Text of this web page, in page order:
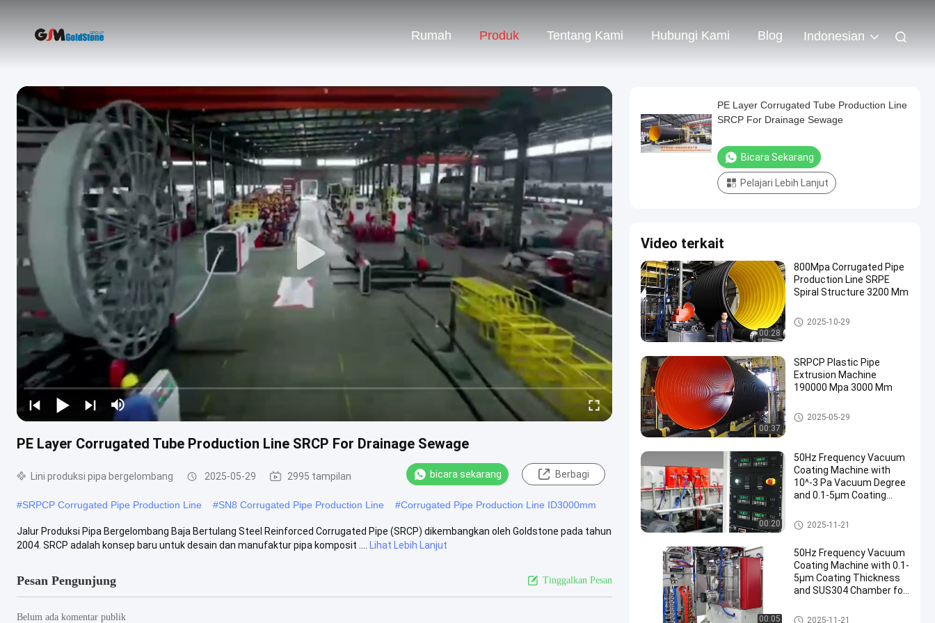
Rumah Produk Tentang Kami Hubungi Kami Blog Indonesian
PE Layer Corrugated Tube Production Line SRCP For Drainage Sewage
Lini produksi pipa bergelombang 2025-05-29 2995 tampilan bicara sekarang Berbagi
#SRPCP Corrugated Pipe Production Line #SN8 Corrugated Pipe Production Line #Corrugated Pipe Production Line ID3000mm
Jalur Produksi Pipa Bergelombang Baja Bertulang Steel Reinforced Corrugated Pipe (SRCP) dikembangkan oleh Goldstone pada tahun
2004. SRCP adalah konsep baru untuk desain dan manufaktur pipa komposit ....
Lihat Lebih Lanjut
Pesan Pengunjung Tinggalkan Pesan
Belum ada komentar publik
PE Layer Corrugated Tube Production Line
SRCP For Drainage Sewage
Bicara Sekarang
Pelajari Lebih Lanjut
Video terkait
00:28
800Mpa Corrugated Pipe
Production Line SRPE
Spiral Structure 3200 Mm
Lini produksi pipa bergelomba
ng
2025-10-29
00:37
SRPCP Plastic Pipe
Extrusion Machine
190000 Mpa 3000 Mm
Lini produksi pipa bergelomba
ng
2025-05-29
00:20
50Hz Frequency Vacuum
Coating Machine with
10^-3 Pa Vacuum Degree
and 0.1-5μm Coating
Mesin Pelapis Vakum
2025-11-21
00:05
50Hz Frequency Vacuum
Coating Machine with 0.1-
5μm Coating Thickness
and SUS304 Chamber for
Mesin Pelapis Vakum
2025-11-21